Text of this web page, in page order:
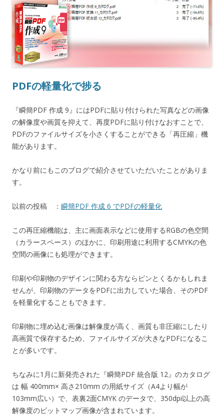
PDFの軽量化で捗る
『瞬簡PDF 作成 9』にはPDFに貼り付けられた写真などの画像
の解像度や画質を抑えて、再度PDFに貼り付けなおすことで、
PDFのファイルサイズを小さくすることができる「再圧縮」機
能があります。
かなり前にもこのブログで紹介させていただいたことがありま
す。
以前の投稿 ： 瞬簡PDF 作成 6 でPDFの軽量化
この再圧縮機能は、主に画面表示などに使用するRGBの色空間
（カラースペース）のほかに、印刷用途に利用するCMYKの色
空間の画像にも処理ができます。
印刷や印刷物のデザインに関わる方ならピンとくるかもしれま
せんが、印刷物のデータをPDFに出力していた場合、そのPDF
を軽量化することもできます。
印刷物に埋め込む画像は解像度が高く、画質も非圧縮にしたり
高画質で保存するため、ファイルサイズが大きなPDFになるこ
とが多いです。
ちなみに1月に新発売された『瞬簡PDF 統合版 12』のカタログ
は 幅 400mm× 高さ210mm の用紙サイズ（A4より幅が
103mm広い）で、表裏2面CMYK のデータで、350dpi以上の高
解像度のビットマップ画像が含まれています。